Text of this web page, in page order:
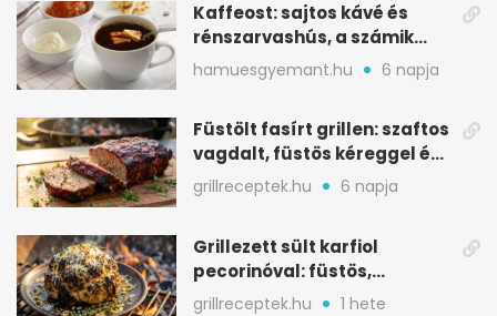
Kaffeost: sajtos kávé és
rénszarvashús, a számik
melegítő itala
hamuesgyemant.hu 6 napja
Füstölt fasírt grillen: szaftos
vagdalt, füstös kéreggel és
BBQ mázzal
grillreceptek.hu 6 napja
Grillezett sült karfiol
pecorinóval: füstös,
karamellizált nyári kedvenc
grillreceptek.hu 1 hete